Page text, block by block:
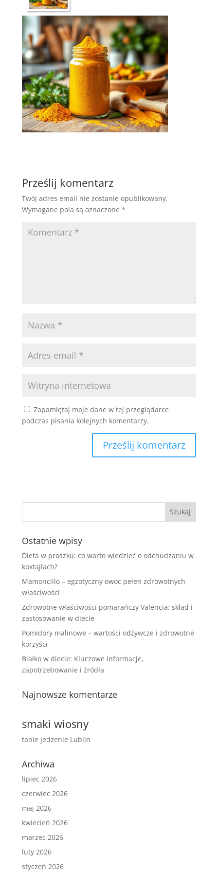
Prześlij komentarz
Twój adres email nie zostanie opublikowany.
Wymagane pola są oznaczone *
Zapamiętaj moje dane w tej przeglądarce
podczas pisania kolejnych komentarzy.
Ostatnie wpisy
Dieta w proszku: co warto wiedzieć o odchudzaniu w
koktajlach?
Mamoncillo – egzotyczny owoc pełen zdrowotnych
właściwości
Zdrowotne właściwości pomarańczy Valencia: skład i
zastosowanie w diecie
Pomidory malinowe – wartości odżywcze i zdrowotne
korzyści
Białko w diecie: Kluczowe informacje,
zapotrzebowanie i źródła
Najnowsze komentarze
smaki wiosny
tanie jedzenie Lublin
Archiwa
lipiec 2026
czerwiec 2026
maj 2026
kwiecień 2026
marzec 2026
luty 2026
styczeń 2026